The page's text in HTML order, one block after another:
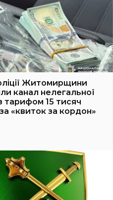
Житомирщини
канал нелегальної
з тарифом 15 тисяч
«квиток за кордон»